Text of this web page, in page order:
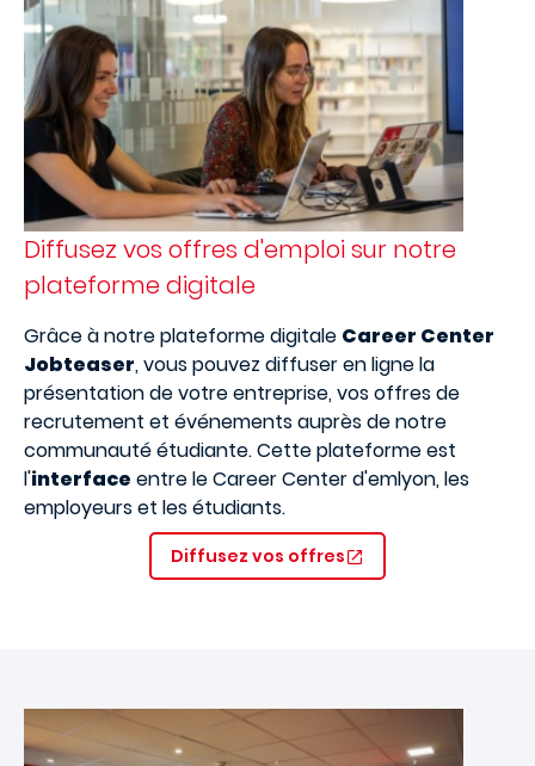
Diffusez vos offres d'emploi sur notre
plateforme digitale
Grâce à notre plateforme digitale Career Center
Jobteaser, vous pouvez diffuser en ligne la
présentation de votre entreprise, vos offres de
recrutement et événements auprès de notre
communauté étudiante. Cette plateforme est
l'interface entre le Career Center d'emlyon, les
employeurs et les étudiants.
Diffusez vos offres